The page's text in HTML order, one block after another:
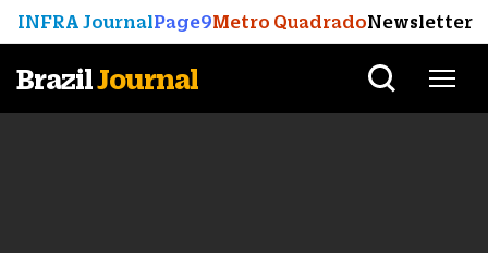
INFRA JournalPage9Metro QuadradoNewsletter
BrazilJournal